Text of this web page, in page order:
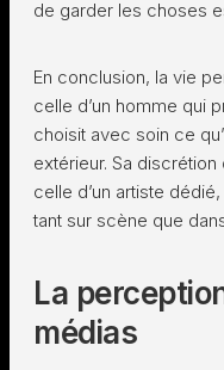
de garder les choses
En conclusion, la vie
celle d’un homme qui
choisit avec soin ce
extérieur. Sa discrétion
celle d’un artiste
tant sur scène que
La
médias